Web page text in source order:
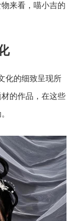
来看，喵小吉的
化的细致呈现所
的作品，在这些